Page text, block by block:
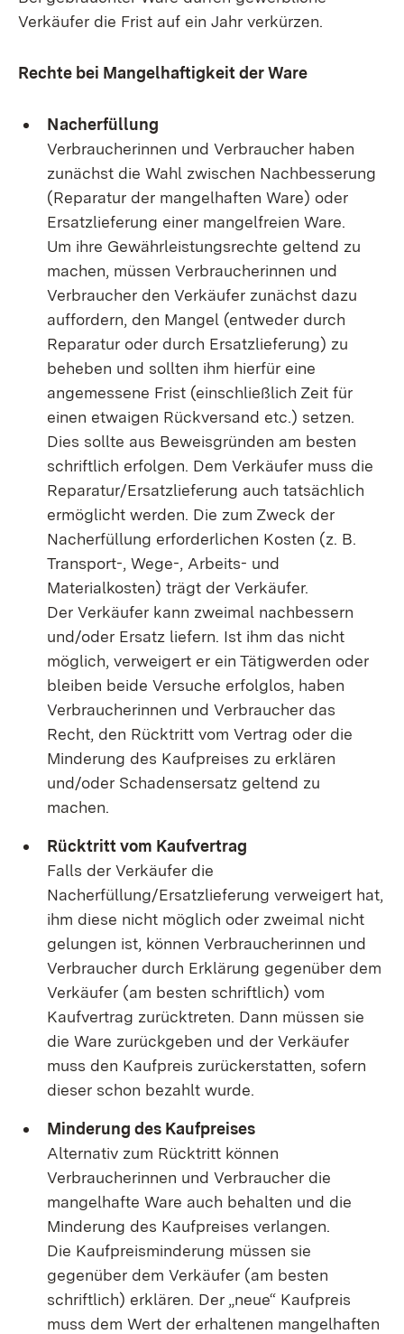
Verkäufer die Frist auf ein Jahr verkürzen.
Rechte bei Mangelhaftigkeit der Ware
Nacherfüllung
Verbraucherinnen und Verbraucher haben
zunächst die Wahl zwischen Nachbesserung
(Reparatur der mangelhaften Ware) oder
Ersatzlieferung einer mangelfreien Ware.
Um ihre Gewährleistungsrechte geltend zu
machen, müssen Verbraucherinnen und
Verbraucher den Verkäufer zunächst dazu
auffordern, den Mangel (entweder durch
Reparatur oder durch Ersatzlieferung) zu
beheben und sollten ihm hierfür eine
angemessene Frist (einschließlich Zeit für
einen etwaigen Rückversand etc.) setzen.
Dies sollte aus Beweisgründen am besten
schriftlich erfolgen. Dem Verkäufer muss die
Reparatur/Ersatzlieferung auch tatsächlich
ermöglicht werden. Die zum Zweck der
Nacherfüllung erforderlichen Kosten (z. B.
Transport-, Wege-, Arbeits- und
Materialkosten) trägt der Verkäufer.
Der Verkäufer kann zweimal nachbessern
und/oder Ersatz liefern. Ist ihm das nicht
möglich, verweigert er ein Tätigwerden oder
bleiben beide Versuche erfolglos, haben
Verbraucherinnen und Verbraucher das
Recht, den Rücktritt vom Vertrag oder die
Minderung des Kaufpreises zu erklären
und/oder Schadensersatz geltend zu
machen.
Rücktritt vom Kaufvertrag
Falls der Verkäufer die
Nacherfüllung/Ersatzlieferung verweigert hat,
ihm diese nicht möglich oder zweimal nicht
gelungen ist, können Verbraucherinnen und
Verbraucher durch Erklärung gegenüber dem
Verkäufer (am besten schriftlich) vom
Kaufvertrag zurücktreten. Dann müssen sie
die Ware zurückgeben und der Verkäufer
muss den Kaufpreis zurückerstatten, sofern
dieser schon bezahlt wurde.
Minderung des Kaufpreises
Alternativ zum Rücktritt können
Verbraucherinnen und Verbraucher die
mangelhafte Ware auch behalten und die
Minderung des Kaufpreises verlangen.
Die Kaufpreisminderung müssen sie
gegenüber dem Verkäufer (am besten
schriftlich) erklären. Der „neue“ Kaufpreis
muss dem Wert der erhaltenen mangelhaften